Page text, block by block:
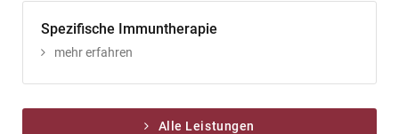
Spezifische Immuntherapie
mehr erfahren
Alle Leistungen